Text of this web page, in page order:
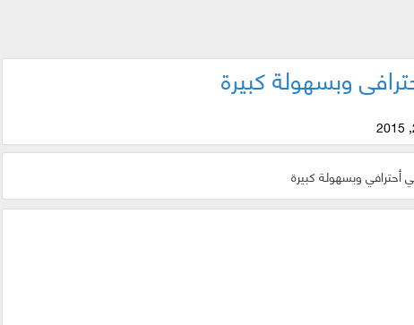
وبسهولة كبيرة
أحترافي وبسهولة كبيرة